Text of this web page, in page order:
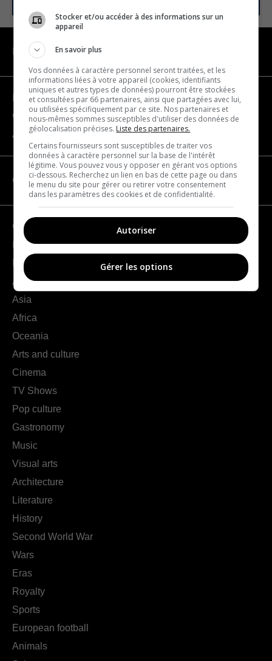
NAVIGATION
Become a partner
Contact us
About us
CATEGORIES
Geography
France
Europe
Americas
Asia
Africa
Oceania
Arts and culture
Cinema
TV Shows
Pop culture
Gastronomy
Music
Visual arts
Architecture
Literature
History
Second World War
Wars
Eras
Royalty
Sports
European football
Animals
Stocker et/ou accéder à des informations sur un
appareil
En savoir plus
Vos données à caractère personnel seront traitées, et les
informations liées à votre appareil (cookies, identifiants
uniques et autres types de données) pourront être stockées
et consultées par 66 partenaires, ainsi que partagées avec lui,
ou utilisées spécifiquement par ce site. Nos partenaires et
nous-mêmes sommes susceptibles d'utiliser des données de
géolocalisation précises. Liste des partenaires.
Certains fournisseurs sont susceptibles de traiter vos
données à caractère personnel sur la base de l'intérêt
légitime. Vous pouvez vous y opposer en gérant vos options
ci-dessous. Recherchez un lien en bas de cette page ou dans
le menu du site pour gérer ou retirer votre consentement
dans les paramètres des cookies et de confidentialité.
Autoriser
Gérer les options